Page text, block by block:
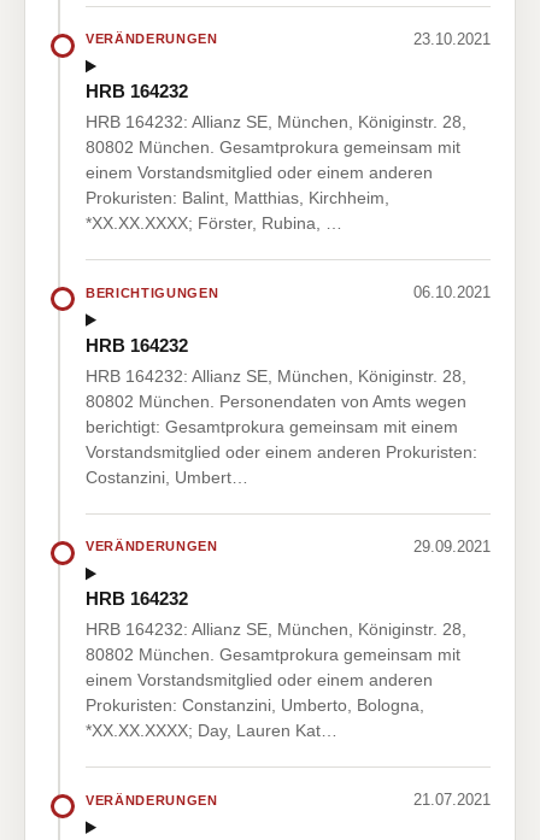
VERÄNDERUNGEN 23.10.2021
HRB 164232
HRB 164232: Allianz SE, München, Königinstr. 28,
80802 München. Gesamtprokura gemeinsam mit
einem Vorstandsmitglied oder einem anderen
Prokuristen: Balint, Matthias, Kirchheim,
*XX.XX.XXXX; Förster, Rubina, …
BERICHTIGUNGEN 06.10.2021
HRB 164232
HRB 164232: Allianz SE, München, Königinstr. 28,
80802 München. Personendaten von Amts wegen
berichtigt: Gesamtprokura gemeinsam mit einem
Vorstandsmitglied oder einem anderen Prokuristen:
Costanzini, Umbert…
VERÄNDERUNGEN 29.09.2021
HRB 164232
HRB 164232: Allianz SE, München, Königinstr. 28,
80802 München. Gesamtprokura gemeinsam mit
einem Vorstandsmitglied oder einem anderen
Prokuristen: Constanzini, Umberto, Bologna,
*XX.XX.XXXX; Day, Lauren Kat…
VERÄNDERUNGEN 21.07.2021